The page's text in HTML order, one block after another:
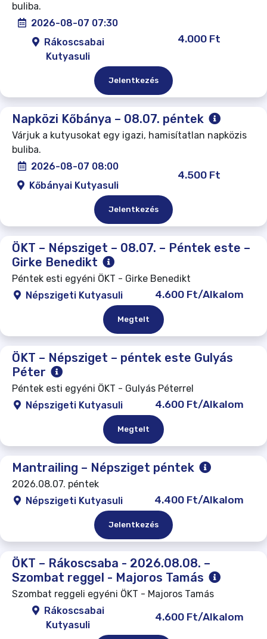
buliba.
2026-08-07 07:30
Rákoscsabai
Kutyasuli
4.000 Ft
Jelentkezés
Napközi Kőbánya – 08.07. péntek
Várjuk a kutyusokat egy igazi, hamisítatlan napközis
buliba.
2026-08-07 08:00
Kőbányai Kutyasuli
4.500 Ft
Jelentkezés
ÖKT – Népsziget – 08.07. – Péntek este –
Girke Benedikt
Péntek esti egyéni ÖKT - Girke Benedikt
Népszigeti Kutyasuli
4.600 Ft/Alkalom
Megtelt
ÖKT – Népsziget – péntek este Gulyás
Péter
Péntek esti egyéni ÖKT - Gulyás Péterrel
Népszigeti Kutyasuli
4.600 Ft/Alkalom
Megtelt
Mantrailing – Népsziget péntek
2026.08.07. péntek
Népszigeti Kutyasuli
4.400 Ft/Alkalom
Jelentkezés
ÖKT – Rákoscsaba - 2026.08.08. –
Szombat reggel - Majoros Tamás
Szombat reggeli egyéni ÖKT - Majoros Tamás
Rákoscsabai
Kutyasuli
4.600 Ft/Alkalom